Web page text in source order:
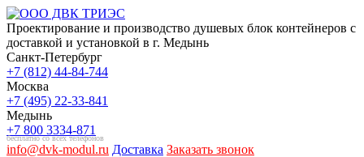
Проектирование и производство душевых блок контейнеров с
доставкой и установкой в г. Медынь
Санкт-Петербург
+7 (812) 44-84-744
Москва
+7 (495) 22-33-841
Медынь
+7 800 3334-871
бесплатно со всех телефонов
info@dvk-modul.ru Доставка Заказать звонок